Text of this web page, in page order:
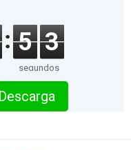
5 3
segundos